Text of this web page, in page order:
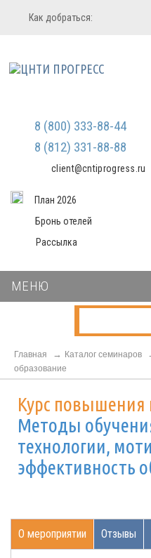
Регистрация
Мы не передаем ваши данные
третьим лицам и не рассылаем
Вход в систему
Как добраться:
8 (800) 333-88-44
8 (812) 331-88-88
client@cntiprogress.ru
План 2026
Бронь отелей
Рассылка
МЕНЮ
Главная Каталог семинаров
образование
Курс повышения
Методы
технологии,
эффективность
О мероприятии Отзывы